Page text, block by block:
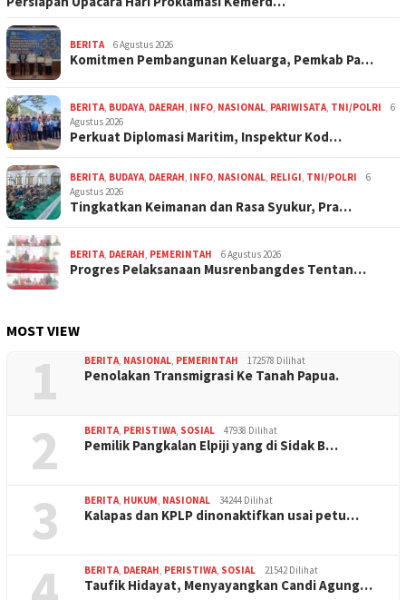
BERITA 6 Agustus 2026
Komitmen Pembangunan Keluarga, Pemkab Pa…
BERITA, BUDAYA, DAERAH, INFO, NASIONAL, PARIWISATA, TNI/POLRI
6
Agustus 2026
Perkuat Diplomasi Maritim, Inspektur Kod…
BERITA, BUDAYA, DAERAH, INFO, NASIONAL, RELIGI, TNI/POLRI
6
Agustus 2026
Tingkatkan Keimanan dan Rasa Syukur, Pra…
BERITA, DAERAH, PEMERINTAH 6 Agustus 2026
Progres Pelaksanaan Musrenbangdes Tentan…
MOST VIEW
1 BERITA, NASIONAL, PEMERINTAH 172578 Dilihat
Penolakan Transmigrasi Ke Tanah Papua.
2 BERITA, PERISTIWA, SOSIAL 47938 Dilihat
Pemilik Pangkalan Elpiji yang di Sidak B…
3 BERITA, HUKUM, NASIONAL 34244 Dilihat
Kalapas dan KPLP dinonaktifkan usai petu…
BERITA, DAERAH, PERISTIWA, SOSIAL 21542 Dilihat
Taufik Hidayat, Menyayangkan Candi Agung…